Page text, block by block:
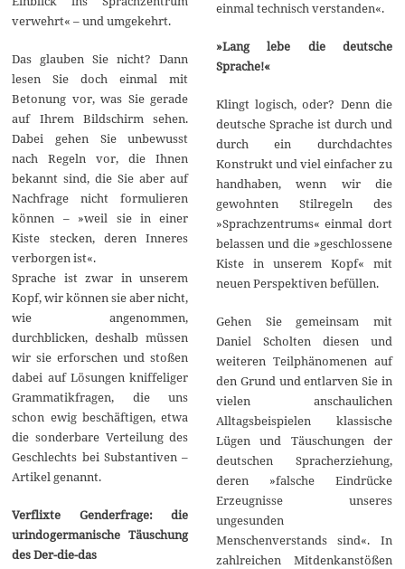
verwehrt« – und umgekehrt.
Das glauben Sie nicht? Dann
lesen Sie doch einmal mit
Betonung vor, was Sie gerade
auf Ihrem Bildschirm sehen.
Dabei gehen Sie unbewusst
nach Regeln vor, die Ihnen
bekannt sind, die Sie aber auf
Nachfrage nicht formulieren
können – »weil sie in einer
Kiste stecken, deren Inneres
verborgen ist«.
Sprache ist zwar in unserem
Kopf, wir können sie aber nicht,
wie angenommen,
durchblicken, deshalb müssen
wir sie erforschen und stoßen
dabei auf Lösungen kniffeliger
Grammatikfragen, die uns
schon ewig beschäftigen, etwa
die sonderbare Verteilung des
Geschlechts bei Substantiven –
Artikel genannt.
Verflixte Genderfrage: die
urindogermanische Täuschung
des Der-die-das
einmal technisch verstanden«.
»Lang lebe die deutsche
Sprache!«
Klingt logisch, oder? Denn die
deutsche Sprache ist durch und
durch ein durchdachtes
Konstrukt und viel einfacher zu
handhaben, wenn wir die
gewohnten Stilregeln des
»Sprachzentrums« einmal dort
belassen und die »geschlossene
Kiste in unserem Kopf« mit
neuen Perspektiven befüllen.
Gehen Sie gemeinsam mit
Daniel Scholten diesen und
weiteren Teilphänomenen auf
den Grund und entlarven Sie in
vielen anschaulichen
Alltagsbeispielen klassische
Lügen und Täuschungen der
deutschen Spracherziehung,
deren »falsche Eindrücke
Erzeugnisse unseres
ungesunden
Menschenverstands sind«. In
zahlreichen Mitdenkanstößen